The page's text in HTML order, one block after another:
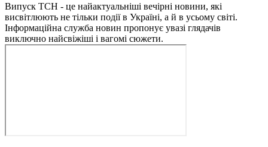
Випуск ТСН - це найактуальніші вечірні новини, які
висвітлюють не тільки події в Україні, а й в усьому світі.
Інформаційна служба новин пропонує увазі глядачів
виключно найсвіжіші і вагомі сюжети.